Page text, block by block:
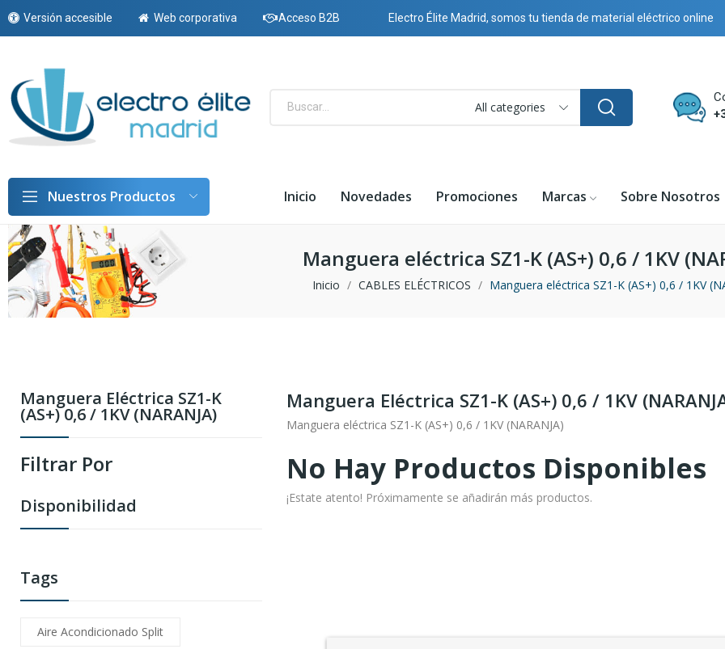
Versión accesible Web corporativa Acceso B2B Electro Élite Madrid, somos tu tienda de material eléctrico online
All categories
Nuestros Productos Inicio Novedades Promociones Marcas Sobre Nosotros
Manguera eléctrica SZ1-K (AS+) 0,6 / 1KV
Inicio CABLES ELÉCTRICOS Manguera eléctrica SZ1-K (AS+) 0,6 / 1KV
Manguera Eléctrica SZ1-K
(AS+) 0,6 / 1KV (NARANJA)
Filtrar Por
Disponibilidad
Tags
Aire Acondicionado Split
Manguera Eléctrica SZ1-K (AS+) 0,6 / 1KV
Manguera eléctrica SZ1-K (AS+) 0,6 / 1KV (NARANJA)
No Hay Productos Disponibles
¡Estate atento! Próximamente se añadirán más productos.